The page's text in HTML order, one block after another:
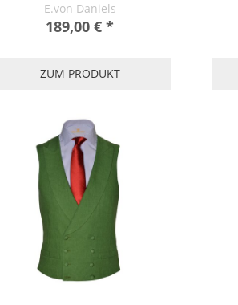
E.von Daniels
189,00 € *
ZUM PRODUKT